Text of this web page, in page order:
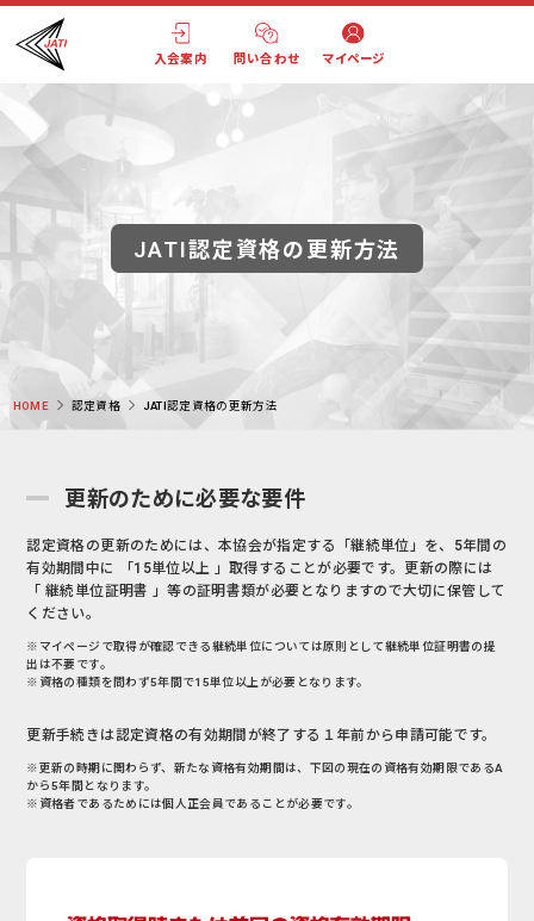
入会案内 問い合わせ マイページ
JATI認定資格の更新方法
HOME 認定資格 JATI認定資格の更新方法
更新のために必要な要件
認定資格の更新のためには、本協会が指定する「継続単位」を、5年間の
有効期間中に 「15単位以上 」取得することが必要です。 更新の際には
「 継続単位証明書 」等の証明書類が必要となりますので大切に保管して
ください。
※マイページで取得が確認できる継続単位については原則として継続単位証明書の提
出は不要です。
※資格の種類を問わず5年間で15単位以上が必要となります。
更新手続きは認定資格の有効期間が終了する１年前から申請可能です。
※更新の時期に関わらず、新たな資格有効期間は、下図の現在の資格有効期限であるA
から5年間となります。
※資格者であるためには個人正会員であることが必要です。